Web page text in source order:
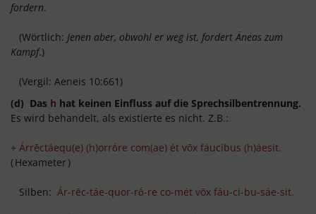
fordern.
(Wörtlich: Jenen aber, obwohl er weg ist, fordert Äneas zum
Kampf.)
(Vergil: Aeneis 10:661)
(d) Das h hat keinen Einfluss auf die Sprechsilbentrennung.
Es wird behandelt, als existierte es nicht. Z.B.:
÷ Árrēctáequ(e) (h)orrṓre com(ae) ét vōx fáucibus (h)áesit.
(Hexameter)
Silben: Ár-rēc-táe-quor-rṓ-re co-mét vōx fáu-ci-bu-sáe-sit.